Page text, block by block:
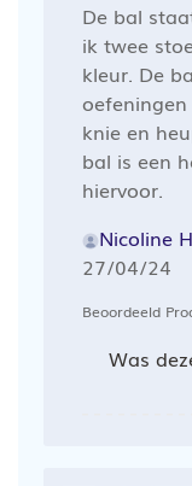
De bal
ik twee
kleur. De
knie en
bal is een
hiervoor.
Nicoline
27/04/24
Beoordeeld
Was